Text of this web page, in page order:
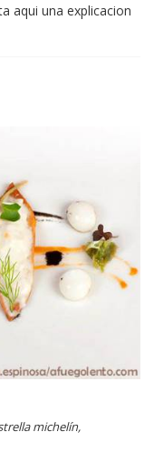
aqui una explicacion
michelín,